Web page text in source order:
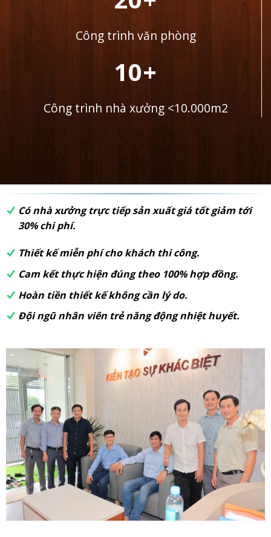
Công trình văn phòng
10+
Công trình nhà xưởng <10.000m2
Có nhà xưởng trực tiếp sản xuất giá tốt giảm tới
30% chi phí.
Thiết kế miễn phí cho khách thi công.
Cam kết thực hiện đúng theo 100% hợp đồng.
Hoàn tiền thiết kế không cần lý do.
Đội ngũ nhân viên trẻ năng động nhiệt huyết.